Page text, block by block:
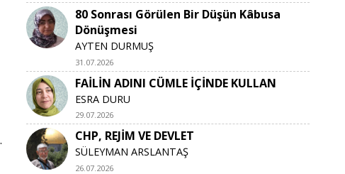
80 Sonrası Görülen Bir Düşün Kâbusa
Dönüşmesi
AYTEN DURMUŞ
31.07.2026
FAİLİN ADINI CÜMLE İÇİNDE KULLAN
ESRA DURU
29.07.2026
CHP, REJİM VE DEVLET
SÜLEYMAN ARSLANTAŞ
26.07.2026